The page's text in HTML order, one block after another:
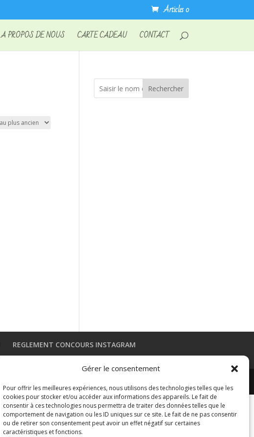
Gérer le consentement
Pour offrir les meilleures expériences, nous utilisons des technologies telles que les
cookies pour stocker et/ou accéder aux informations des appareils. Le fait de
consentir à ces technologies nous permettra de traiter des données telles que le
comportement de navigation ou les ID uniques sur ce site. Le fait de ne pas consentir
ou de retirer son consentement peut avoir un effet négatif sur certaines
caractéristiques et fonctions.
Articles 0
A PROPOS DE NOUS CARTE CADEAU CONTACT
Rechercher
REGLEMENT CONCOURS INSTAGRAM